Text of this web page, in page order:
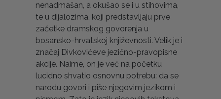
nenadmašan, a okušao se i u stihovima,
te u dijalozima, koji predstavljaju prve
začetke dramskog govorenja u
bosansko-hrvatskoj književnosti. Velik je i
značaj Divkovićeve jezično-pravopisne
akcije. Naime, on je već na početku
lucidno shvatio osnovnu potrebu: da se
narodu govori i piše njegovim jezikom i